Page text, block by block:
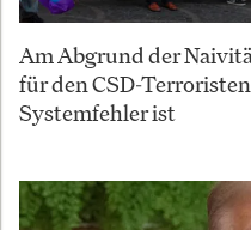
Am Abgrund der
für den CSD-
Systemfehler ist